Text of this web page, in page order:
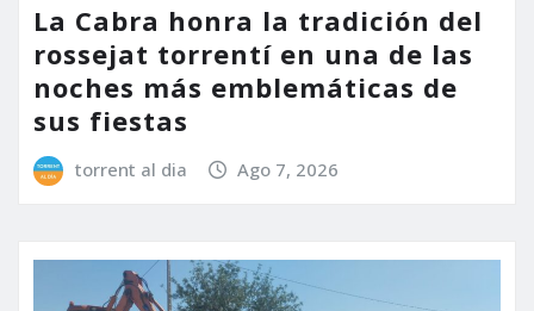
La Cabra honra la tradición del
rossejat torrentí en una de las
noches más emblemáticas de
sus fiestas
torrent al dia Ago 7, 2026